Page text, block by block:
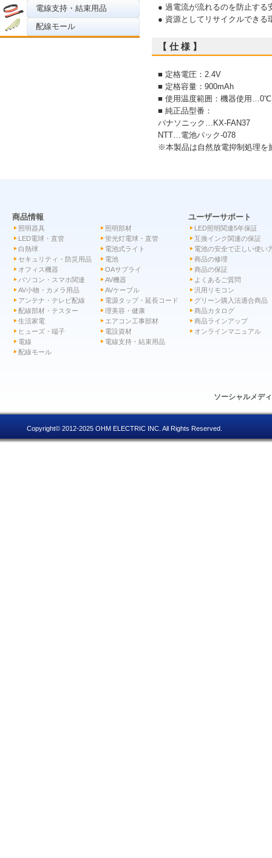
電線支持・結束用品
配線モール
● 過電流が流れるのを防止する
● 資源としてリサイクルできる
【 仕 様 】
■ 定格電圧：2.4V
■ 定格容量：900mAh
■ 使用温度範囲：機器使用
■ 純正品型番：
パナソニック…KX-FAN37
NTT…電池パック-078
※本製品は自然放電抑制処理を
商品情報
照明器具
照明部材
LED電球・直管
蛍光灯電球・直管
白熱球
電池式ライト
セキュリティ・防災用品
電池
オフィス機器
OAサプライ
パソコン・スマホ関連
AV機器
AV小物・カメラ用品
AVケーブル
アンテナ・テレビ配線
電源タップ・延長コード
配線部材・テスター
理美容・健康
生活家電
エアコン工事部材
ヒューズ・端子
電設資材
電線
電線支持・結束用品
配線モール
ユーザーサポート
LED照明関連5年保証
互換インク関連の保証
電池の安全で正しい使い
商品の修理
商品の保証
よくあるご質問
汎用リモコン
グリーン購入法適合商品
商品カタログ
商品ラインアップ
オンラインマニュアル
ソーシャルメデ
Copyright© 2012-2025 OHM ELECTRIC INC. All Rights Reserved.